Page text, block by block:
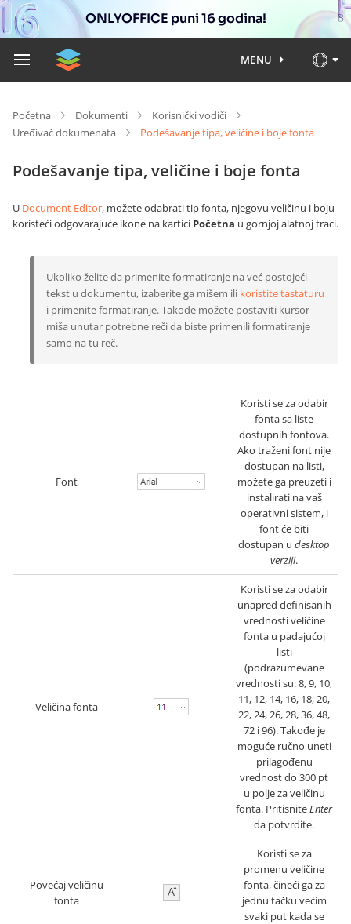
ONLYOFFICE puni 16 godina!
MENU
Početna Dokumenti
Korisnički vodiči
Uređivač dokumenata
Podešavanje tipa, veličine i boje fonta
Podešavanje tipa, veličine i boje fonta
U Document Editor, možete odabrati tip fonta, njegovu veličinu i boju
koristeći odgovarajuće ikone na kartici Početna u gornjoj alatnoj traci.
Ukoliko želite da primenite formatiranje na već postojeći
tekst u dokumentu, izaberite ga mišem ili koristite tastaturu
i primenite formatiranje. Takođe možete postaviti kursor
miša unutar potrebne reči da biste primenili formatiranje
samo na tu reč.
Font
Koristi se za odabir
fonta sa liste
dostupnih fontova.
Ako traženi font nije
dostupan na listi,
možete ga preuzeti i
instalirati na vaš
operativni sistem, i
font će biti
dostupan u desktop
verziji.
Veličina fonta
Koristi se za odabir
unapred definisanih
vrednosti veličine
fonta u padajućoj
listi
(podrazumevane
vrednosti su: 8, 9, 10,
11, 12, 14, 16, 18, 20,
22, 24, 26, 28, 36, 48,
72 i 96). Takođe je
moguće ručno uneti
prilagođenu
vrednost do 300 pt
u polje za veličinu
fonta. PritisniteEnter
da potvrdite.
Povećaj veličinu
fonta
Koristi se za
promenu veličine
fonta, čineći ga za
jednu tačku većim
svaki put kada se